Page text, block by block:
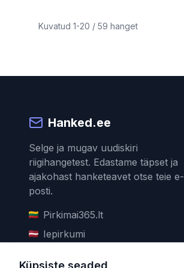
Kuvatud 1-20 / 59 hanget
Hanked.ee
Selge ja mugav uudiskiri
riigihangetest. Edastame täpset ja
ajakohast hanketeavet otse teie e-
posti.
Pirkimai365.lt
Iepirkumi
Küpsiste seaded